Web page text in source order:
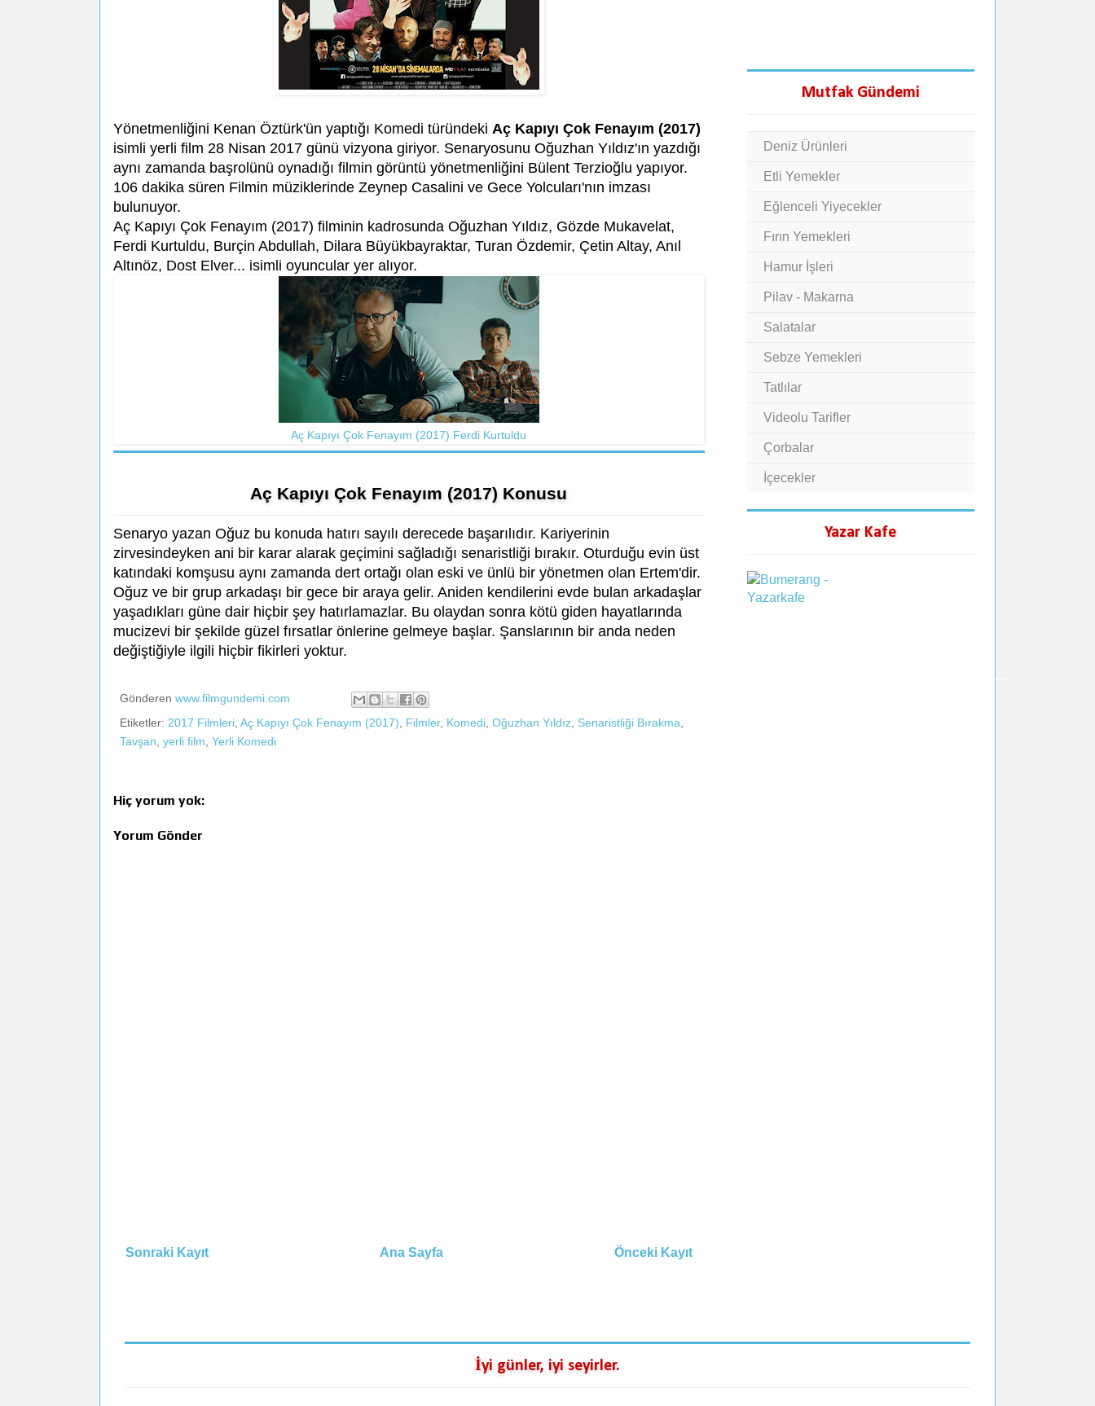
Yönetmenliğini Kenan Öztürk'ün yaptığı Komedi türündeki Aç Kapıyı Çok Fenayım (2017)
isimli yerli film 28 Nisan 2017 günü vizyona giriyor. Senaryosunu Oğuzhan Yıldız'ın yazdığı
aynı zamanda başrolünü oynadığı filmin görüntü yönetmenliğini Bülent Terzioğlu yapıyor.
106 dakika süren Filmin müziklerinde Zeynep Casalini ve Gece Yolcuları'nın imzası
bulunuyor.
Aç Kapıyı Çok Fenayım (2017) filminin kadrosunda Oğuzhan Yıldız, Gözde Mukavelat,
Ferdi Kurtuldu, Burçin Abdullah, Dilara Büyükbayraktar, Turan Özdemir, Çetin Altay, Anıl
Altınöz, Dost Elver... isimli oyuncular yer alıyor.
Aç Kapıyı Çok Fenayım (2017) Ferdi Kurtuldu
Aç Kapıyı Çok Fenayım (2017) Konusu
Senaryo yazan Oğuz bu konuda hatırı sayılı derecede başarılıdır. Kariyerinin
zirvesindeyken ani bir karar alarak geçimini sağladığı senaristliği bırakır. Oturduğu evin üst
katındaki komşusu aynı zamanda dert ortağı olan eski ve ünlü bir yönetmen olan Ertem'dir.
Oğuz ve bir grup arkadaşı bir gece bir araya gelir. Aniden kendilerini evde bulan arkadaşlar
yaşadıkları güne dair hiçbir şey hatırlamazlar. Bu olaydan sonra kötü giden hayatlarında
mucizevi bir şekilde güzel fırsatlar önlerine gelmeye başlar. Şanslarının bir anda neden
değiştiğiyle ilgili hiçbir fikirleri yoktur.
Gönderen www.filmgundemi.com
Etiketler: 2017 Filmleri Aç Kapıyı Çok Fenayım (2017) Filmler, Komedi Oğuzhan Yıldız Senaristliği Bırakma
Tavşan yerli film Yerli Komedi
Hiç yorum yok:
Yorum Gönder
Sonraki Kayıt Önceki Kayıt
Ana Sayfa
Mutfak Gündemi
Deniz Ürünleri
Etli Yemekler
Eğlenceli Yiyecekler
Fırın Yemekleri
Hamur İşleri
Pilav - Makarna
Salatalar
Sebze Yemekleri
Tatlılar
Videolu Tarifler
Çorbalar
İçecekler
Yazar Kafe
İyi günler, iyi seyirler.